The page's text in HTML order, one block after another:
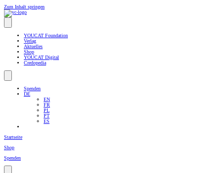
Zum Inhalt springen
YOUCAT Foundation
Verlag
Aktuelles
Shop
YOUCAT Digital
Credopedia
Spenden
DE
EN
FR
PL
PT
ES
Startseite
Shop
Spenden